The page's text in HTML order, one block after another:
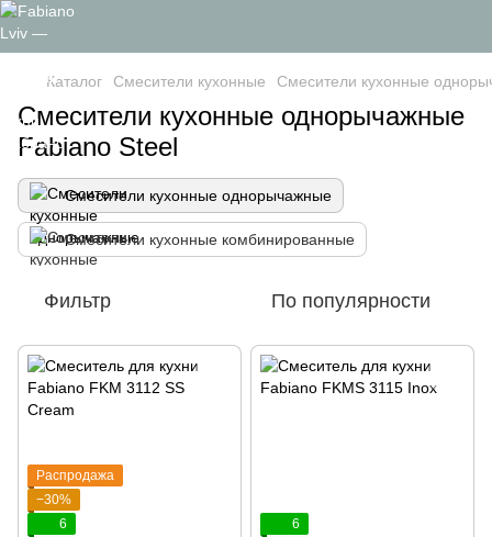
Каталог Смесители кухонные Смесители кухонные
Смесители кухонные однорычажные
Fabiano Steel
Смесители кухонные однорычажные
Смесители кухонные комбинированные
Фильтр По популярности
Распродажа
−30%
6
6